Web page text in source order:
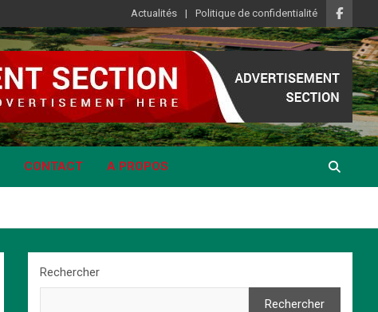
Actualités Politique de confidentialité
CONTACT A PROPOS
Rechercher
Rechercher